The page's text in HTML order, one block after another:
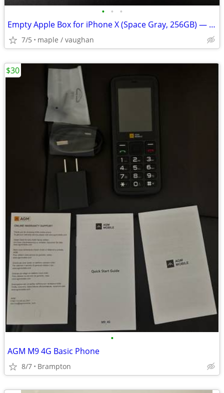
• • •
Empty Apple Box for iPhone X (Space Gray, 256GB) — NO PHONE
7/5 maple / vaughan
•
AGM M9 4G Basic Phone
8/7 Brampton
$30